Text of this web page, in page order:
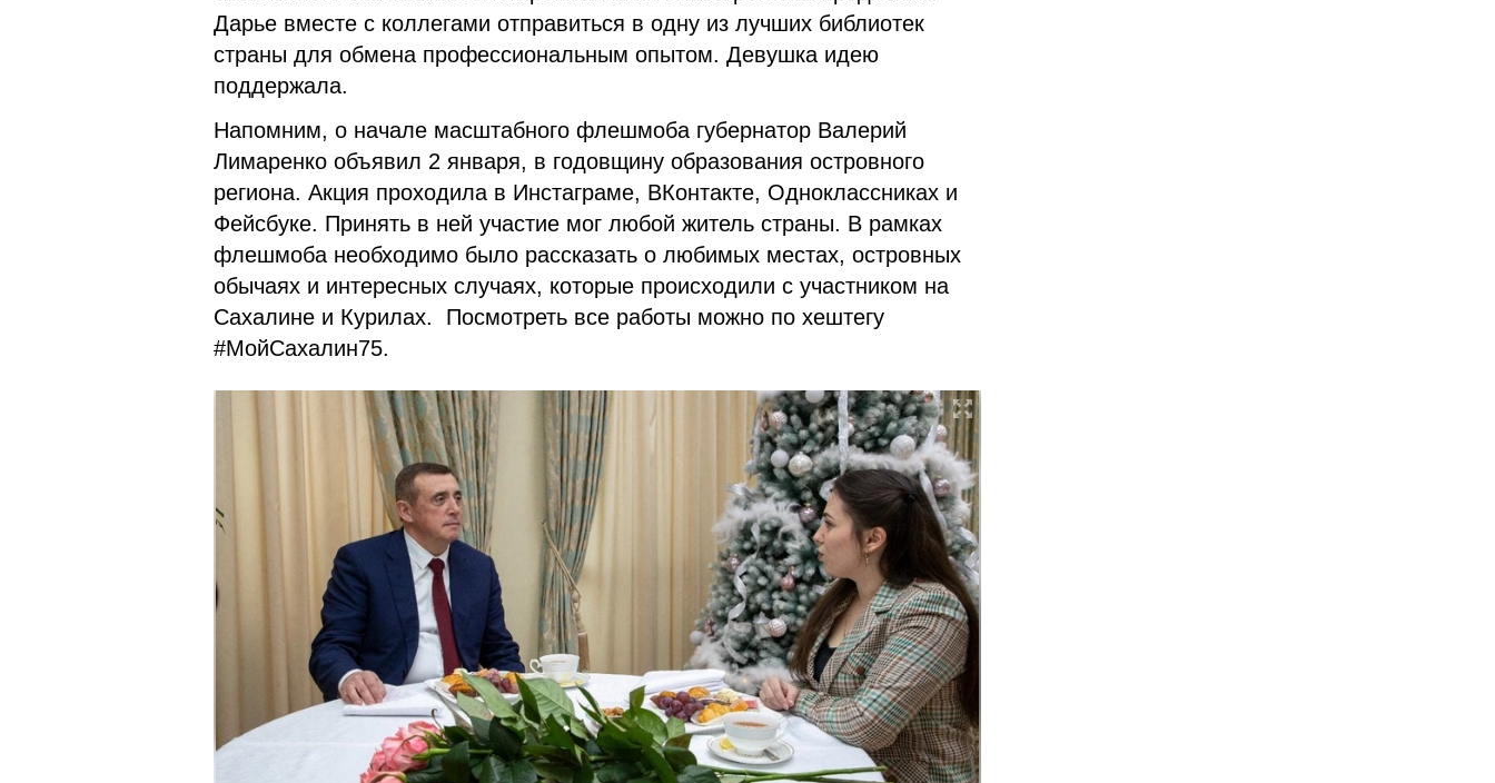
Дарье вместе с коллегами отправиться в одну из лучших библиотек
страны для обмена профессиональным опытом. Девушка идею
поддержала.
Напомним, о начале масштабного флешмоба губернатор Валерий
Лимаренко объявил 2 января, в годовщину образования островного
региона. Акция проходила в Инстаграме, ВКонтакте, Одноклассниках и
Фейсбуке. Принять в ней участие мог любой житель страны. В рамках
флешмоба необходимо было рассказать о любимых местах, островных
обычаях и интересных случаях, которые происходили с участником на
Сахалине и Курилах. Посмотреть все работы можно по хештегу
#МойСахалин75.